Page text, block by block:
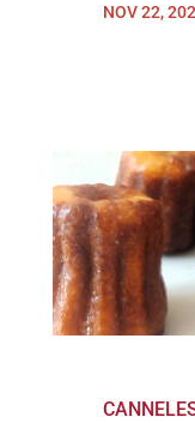
NOV 22,